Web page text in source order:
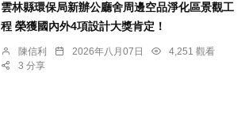
雲林縣環保局新辦公廳舍周邊空品淨化區景觀工
程 榮獲國內外4項設計大獎肯定！
陳信利 2026年八月07日
4,251 觀看
3 分享